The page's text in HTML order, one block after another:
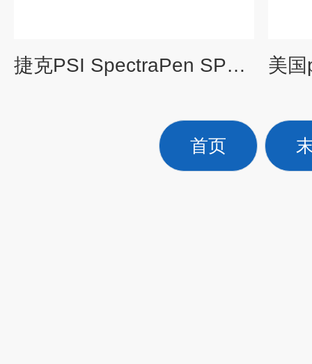
捷克PSI SpectraPen SP110手持式植物光谱仪
首页